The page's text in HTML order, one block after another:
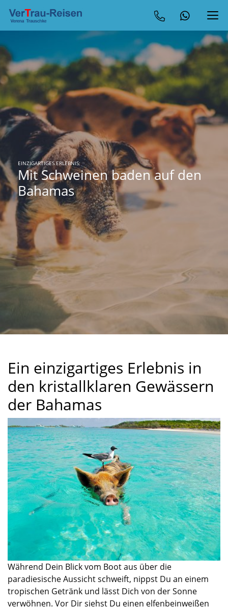
EINZIGARTIGES ERLEBNIS:
Mit Schweinen baden auf den
Bahamas
Ein einzigartiges Erlebnis in
den kristallklaren Gewässern
der Bahamas
Während Dein Blick vom Boot aus über die
paradiesische Aussicht schweift, nippst Du an einem
tropischen Getränk und lässt Dich von der Sonne
verwöhnen. Vor Dir siehst Du einen elfenbeinweißen